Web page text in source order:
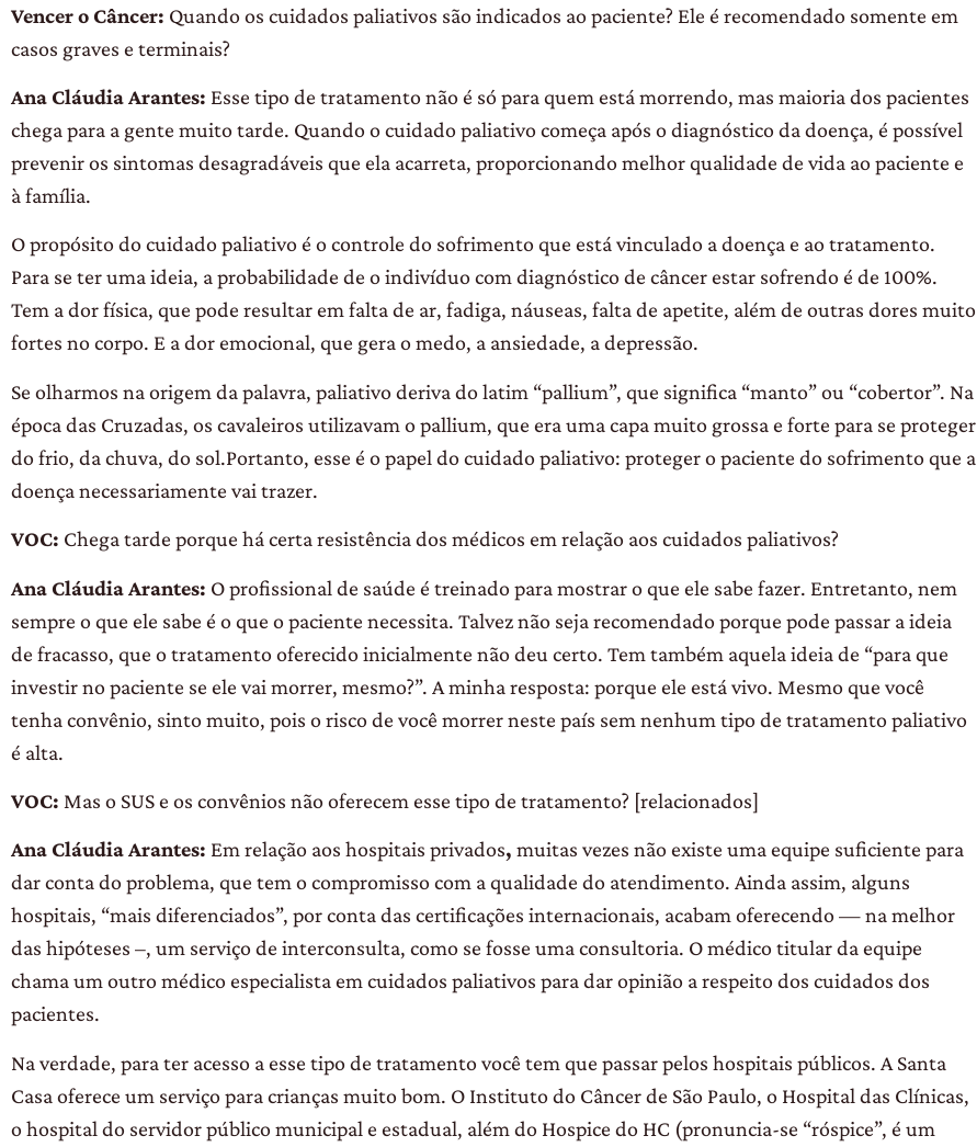
Vencer o Câncer: Quando os cuidados paliativos são indicados ao paciente? Ele é recomendado somente em
casos graves e terminais?
Ana Cláudia Arantes: Esse tipo de tratamento não é só para quem está morrendo, mas maioria dos pacientes
chega para a gente muito tarde. Quando o cuidado paliativo começa após o diagnóstico da doença, é possível
prevenir os sintomas desagradáveis que ela acarreta, proporcionando melhor qualidade de vida ao paciente e
à família.
O propósito do cuidado paliativo é o controle do sofrimento que está vinculado a doença e ao tratamento.
Para se ter uma ideia, a probabilidade de o indivíduo com diagnóstico de câncer estar sofrendo é de 100%.
Tem a dor física, que pode resultar em falta de ar, fadiga, náuseas, falta de apetite, além de outras dores muito
fortes no corpo. E a dor emocional, que gera o medo, a ansiedade, a depressão.
Se olharmos na origem da palavra, paliativo deriva do latim “pallium”, que significa “manto” ou “cobertor”. Na
época das Cruzadas, os cavaleiros utilizavam o pallium, que era uma capa muito grossa e forte para se proteger
do frio, da chuva, do sol.Portanto, esse é o papel do cuidado paliativo: proteger o paciente do sofrimento que a
doença necessariamente vai trazer.
VOC: Chega tarde porque há certa resistência dos médicos em relação aos cuidados paliativos?
Ana Cláudia Arantes: O profissional de saúde é treinado para mostrar o que ele sabe fazer. Entretanto, nem
sempre o que ele sabe é o que o paciente necessita. Talvez não seja recomendado porque pode passar a ideia
de fracasso, que o tratamento oferecido inicialmente não deu certo. Tem também aquela ideia de “para que
investir no paciente se ele vai morrer, mesmo?”. A minha resposta: porque ele está vivo. Mesmo que você
tenha convênio, sinto muito, pois o risco de você morrer neste país sem nenhum tipo de tratamento paliativo
é alta.
VOC: Mas o SUS e os convênios não oferecem esse tipo de tratamento? [relacionados]
Ana Cláudia Arantes: Em relação aos hospitais privados, muitas vezes não existe uma equipe suficiente para
dar conta do problema, que tem o compromisso com a qualidade do atendimento. Ainda assim, alguns
hospitais, “mais diferenciados”, por conta das certificações internacionais, acabam oferecendo — na melhor
das hipóteses –, um serviço de interconsulta, como se fosse uma consultoria. O médico titular da equipe
chama um outro médico especialista em cuidados paliativos para dar opinião a respeito dos cuidados dos
pacientes.
Na verdade, para ter acesso a esse tipo de tratamento você tem que passar pelos hospitais públicos. A Santa
Casa oferece um serviço para crianças muito bom. O Instituto do Câncer de São Paulo, o Hospital das Clínicas,
o hospital do servidor público municipal e estadual, além do Hospice do HC (pronuncia-se “róspice”, é um